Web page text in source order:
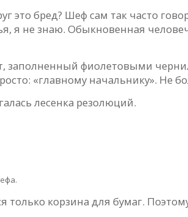
бред? Шеф сам так часто
я не знаю. Обыкновенная
заполненный фиолетовыми
«главному начальнику». Не
лесенка резолюций.
корзина для бумаг.